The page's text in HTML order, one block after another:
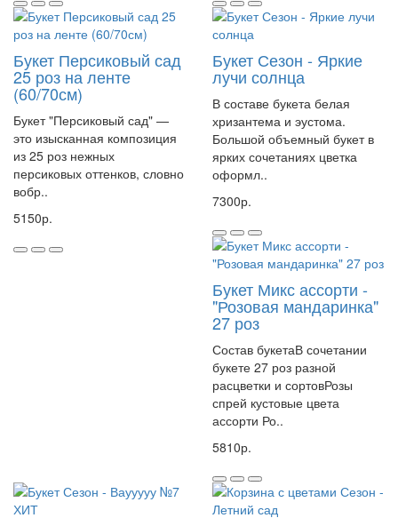
Букет Персиковый сад
25 роз на ленте
(60/70см)
Букет "Персиковый сад" —
это изысканная композиция
из 25 роз нежных
персиковых оттенков, словно
вобр..
5150р.
Букет Сезон - Яркие
лучи солнца
В составе букета белая
хризантема и эустома.
Большой объемный букет в
ярких сочетаниях цветка
оформл..
7300р.
Букет Микс ассорти -
"Розовая мандаринка"
27 роз
Состав букетаВ сочетании
букете 27 роз разной
расцветки и сортовРозы
спрей кустовые цвета
ассорти Ро..
5810р.